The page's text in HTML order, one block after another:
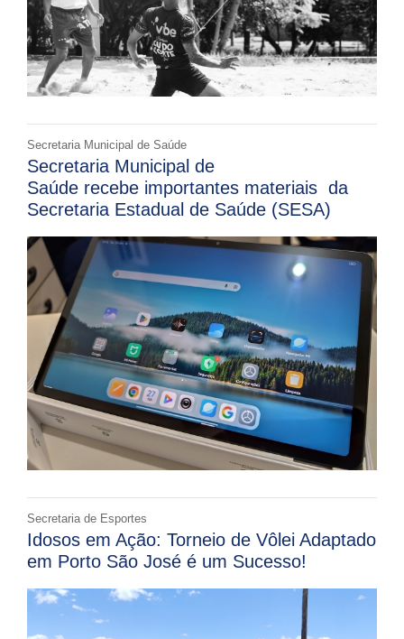
Secretaria Municipal de Saúde
Secretaria Municipal de
Saúde recebe importantes materiais da
Secretaria Estadual de Saúde (SESA)
Secretaria de Esportes
Idosos em Ação: Torneio de Vôlei Adaptado
em Porto São José é um Sucesso!